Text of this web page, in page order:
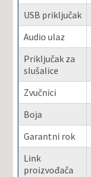
USB priključak
Audio ulaz
Priključak za
slušalice
Zvučnici
Boja
Garantni rok
Link
proizvođača